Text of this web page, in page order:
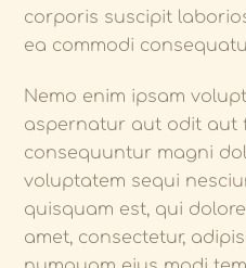
corporis suscipit
ea commodi
Nemo enim ipsam
aspernatur aut odit aut
consequuntur magni
voluptatem sequi
quisquam est, qui
amet, consectetur,